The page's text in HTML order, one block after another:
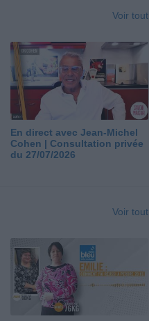
Voir tout
En direct avec Jean-Michel
Cohen | Consultation privée
du 27/07/2026
Voir tout